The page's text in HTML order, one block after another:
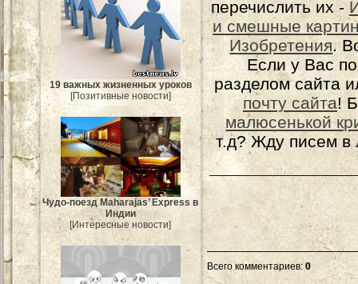
19 важных жизненных уроков
[Позитивные новости]
Чудо-поезд Maharajas’ Express в
Индии
[Интересные новости]
перечислить их -
и смешные
Изобретения.
Если у Вас
разделом сайта
почту сайта!
малюсенькой
т.д? Жду писем в
Всего комментариев: 0